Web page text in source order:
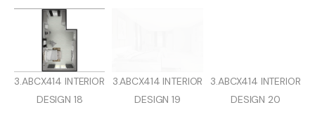
3.ABCX414 INTERIOR
DESIGN 18
3.ABCX414 INTERIOR
DESIGN 19
3.ABCX414 INTERIOR
DESIGN 20